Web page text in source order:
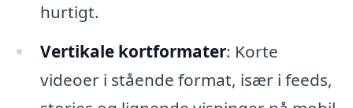
hurtigt.
Vertikale kortformater: Korte
videoer i stående format, især i feeds,